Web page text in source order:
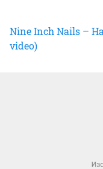
Nine Inch Nails –
video)